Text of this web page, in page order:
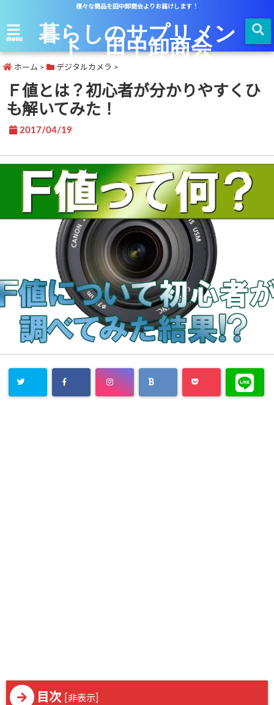
様々な商品を田中卸商会よりお届けします！
menu 暮らしのサプリメン
ト 田中卸商会
ホーム > デジタルカメラ >
Ｆ値とは？初心者が分かりやすくひ
も解いてみた！
2017/04/19
目次 非表示